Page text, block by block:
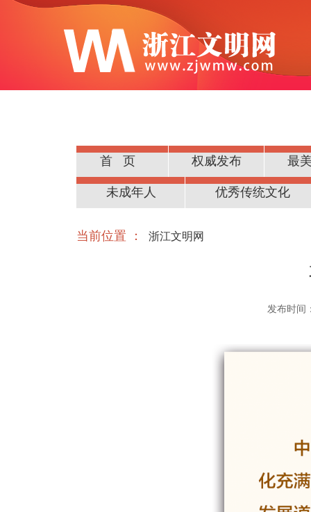
首页 权威发布 最
公民道德
未成年人 优秀传统文化
当前位置 ： 浙江文明网
发布时间